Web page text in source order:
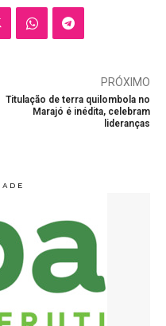
PRÓXIMO
Titulação de terra quilombola no
Marajó é inédita, celebram
lideranças